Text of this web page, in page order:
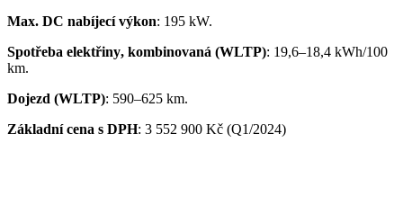
Max. DC nabíjecí výkon: 195 kW.
Spotřeba elektřiny, kombinovaná (WLTP): 19,6–18,4 kWh/100
km.
Dojezd (WLTP): 590–625 km.
Základní cena s DPH: 3 552 900 Kč (Q1/2024)